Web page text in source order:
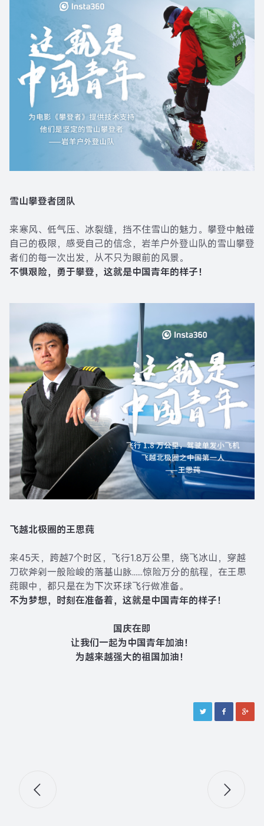
雪山攀登者团队
来寒风、低气压、冰裂缝，挡不住雪山的魅力。攀登中触碰
自己的极限，感受自己的信念，岩羊户外登山队的雪山攀登
者们的每一次出发，从不只为眼前的风景。
不惧艰险，勇于攀登，这就是中国青年的样子！
飞越北极圈的王思莼
来45天，跨越7个时区，飞行1.8万公里，绕飞冰山，穿越
刀砍斧剁一般险峻的落基山脉……惊险万分的航程，在王思
莼眼中，都只是在为下次环球飞行做准备。
不为梦想，时刻在准备着，这就是中国青年的样子！
国庆在即
让我们一起为中国青年加油！
为越来越强大的祖国加油！